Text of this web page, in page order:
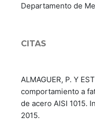
Departamento de
CITAS
ALMAGUER, P. Y
comportamiento a
de acero AISI 1015.
2015.